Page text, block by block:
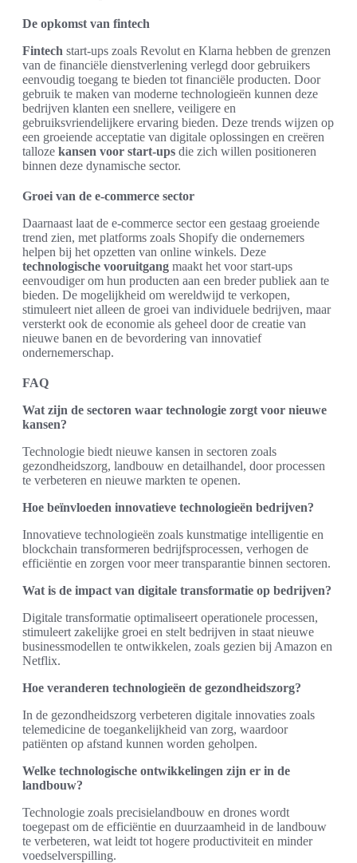
De opkomst van fintech
Fintech start-ups zoals Revolut en Klarna hebben de grenzen
van de financiële dienstverlening verlegd door gebruikers
eenvoudig toegang te bieden tot financiële producten. Door
gebruik te maken van moderne technologieën kunnen deze
bedrijven klanten een snellere, veiligere en
gebruiksvriendelijkere ervaring bieden. Deze trends wijzen op
een groeiende acceptatie van digitale oplossingen en creëren
talloze kansen voor start-ups die zich willen positioneren
binnen deze dynamische sector.
Groei van de e-commerce sector
Daarnaast laat de e-commerce sector een gestaag groeiende
trend zien, met platforms zoals Shopify die ondernemers
helpen bij het opzetten van online winkels. Deze
technologische vooruitgang maakt het voor start-ups
eenvoudiger om hun producten aan een breder publiek aan te
bieden. De mogelijkheid om wereldwijd te verkopen,
stimuleert niet alleen de groei van individuele bedrijven, maar
versterkt ook de economie als geheel door de creatie van
nieuwe banen en de bevordering van innovatief
ondernemerschap.
FAQ
Wat zijn de sectoren waar technologie zorgt voor nieuwe
kansen?
Technologie biedt nieuwe kansen in sectoren zoals
gezondheidszorg, landbouw en detailhandel, door processen
te verbeteren en nieuwe markten te openen.
Hoe beïnvloeden innovatieve technologieën bedrijven?
Innovatieve technologieën zoals kunstmatige intelligentie en
blockchain transformeren bedrijfsprocessen, verhogen de
efficiëntie en zorgen voor meer transparantie binnen sectoren.
Wat is de impact van digitale transformatie op bedrijven?
Digitale transformatie optimaliseert operationele processen,
stimuleert zakelijke groei en stelt bedrijven in staat nieuwe
businessmodellen te ontwikkelen, zoals gezien bij Amazon en
Netflix.
Hoe veranderen technologieën de gezondheidszorg?
In de gezondheidszorg verbeteren digitale innovaties zoals
telemedicine de toegankelijkheid van zorg, waardoor
patiënten op afstand kunnen worden geholpen.
Welke technologische ontwikkelingen zijn er in de
landbouw?
Technologie zoals precisielandbouw en drones wordt
toegepast om de efficiëntie en duurzaamheid in de landbouw
te verbeteren, wat leidt tot hogere productiviteit en minder
voedselverspilling.